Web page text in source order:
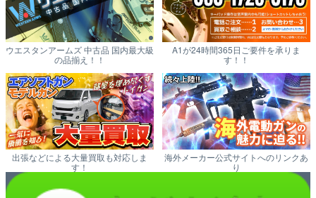
ウエスタンアームズ 中古品 国内最大級
の品揃え！！
A1が24時間365日ご要件を承りま
す！！
出張などによる大量買取も対応しま
す！
海外メーカー公式サイトへのリンクあ
り